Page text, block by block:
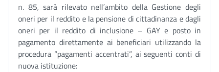
n. 85, sarà rilevato nell’ambito della Gestione degli
oneri per il reddito e la pensione di cittadinanza e dagli
oneri per il reddito di inclusione – GAY e posto in
pagamento direttamente ai beneficiari utilizzando la
procedura “pagamenti accentrati”, ai seguenti conti di
nuova istituzione: